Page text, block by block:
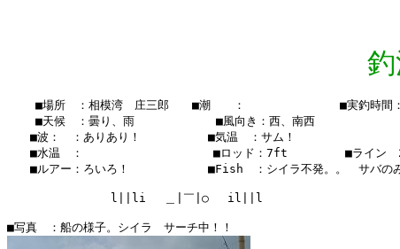
■場所　：相模湾　庄三郎　　■潮　　：　　  　　　　　■実釣時
    ■天候　：曇り、雨　 　    　　■風向き：西、南西
■波：　：ありあり！　　　   　■気温　：サム！
■水温　：    　　　　　  　 　■ロッド：7ft　　　　　■ライン
■ルアー：ろいろ！　　　　　   ■Fish　：シイラ不発。。　サバのみ
l||li　 ＿|￣|○　 il||l